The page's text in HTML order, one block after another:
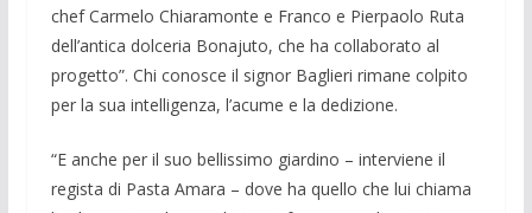
chef Carmelo Chiaramonte e Franco e Pierpaolo Ruta
dell’antica dolceria Bonajuto, che ha collaborato al
progetto”. Chi conosce il signor Baglieri rimane colpito
per la sua intelligenza, l’acume e la dedizione.
“E anche per il suo bellissimo giardino – interviene il
regista di Pasta Amara – dove ha quello che lui chiama